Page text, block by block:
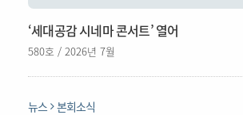
‘세대공감 시네마 콘서트’ 열어
580호 / 2026년 7월
뉴스 본회소식